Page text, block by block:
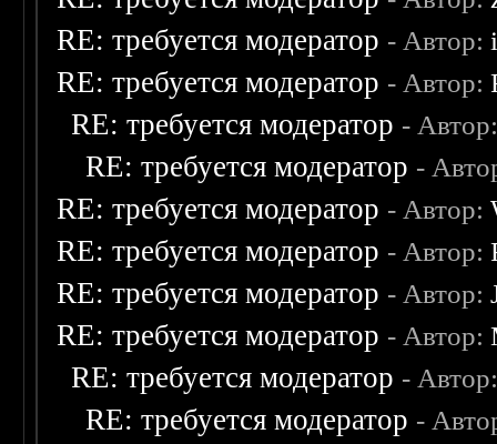
RE: требуется модератор - Автор:
RE: требуется модератор - Автор:
RE: требуется модератор -
RE: требуется модератор -
RE: требуется модератор - Автор:
RE: требуется модератор - Автор:
RE: требуется модератор - Автор:
RE: требуется модератор - Автор:
RE: требуется модератор -
RE: требуется модератор -